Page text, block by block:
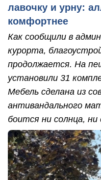
лавочку и урну:
комфортнее
Как сообщили в
курорта,
продолжается. На
установили 31
Мебель сделана из
антивандального
боится ни солнца, ни